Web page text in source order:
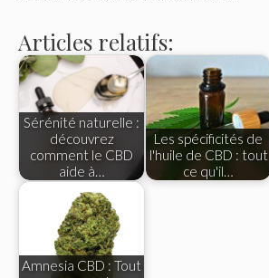
Articles relatifs:
Sérénité naturelle :
découvrez
comment le CBD
aide à…
Les spécificités de
l'huile de CBD : tout
ce qu'il…
Amnesia CBD : Tout